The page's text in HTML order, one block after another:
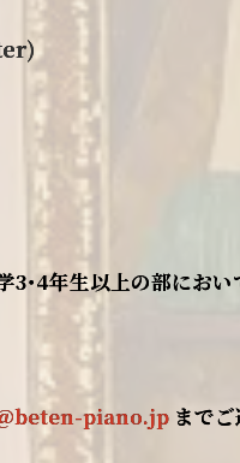
･4年生以上の部におい
piano.jp までご